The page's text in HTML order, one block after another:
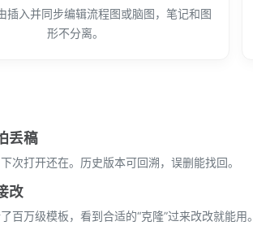
插入并同步编辑流程图或脑图，笔记和图
形不分离。
丢稿
次打开还在。历史版本可回溯，误删能找回。
改
百万级模板，看到合适的“克隆”过来改改就能用。